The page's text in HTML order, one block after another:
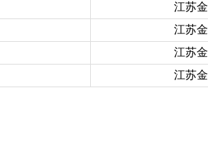
江苏
江苏
江苏
江苏